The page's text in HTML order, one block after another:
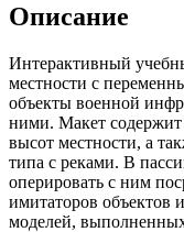
Описание
Интерактивный
местности с
объекты военной
ними. Макет
высот местности, а
типа с реками. В
оперировать с ним
имитаторов объектов
моделей,